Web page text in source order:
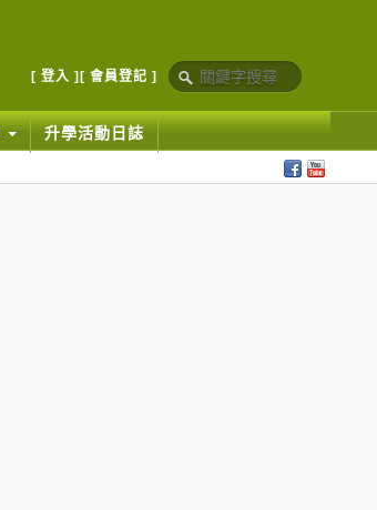
[ 登入 ] [ 會員登記 ]
升學活動日誌